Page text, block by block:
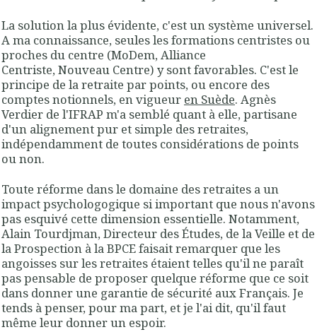
La solution la plus évidente, c'est un système universel.
A ma connaissance, seules les formations centristes ou
proches du centre (MoDem, Alliance
Centriste, Nouveau Centre) y sont favorables. C'est le
principe de la retraite par points, ou encore des
comptes notionnels, en vigueur en Suède. Agnès
Verdier de l'IFRAP m'a semblé quant à elle, partisane
d'un alignement pur et simple des retraites,
indépendamment de toutes considérations de points
ou non.
Toute réforme dans le domaine des retraites a un
impact psychologogique si important que nous n'avons
pas esquivé cette dimension essentielle. Notamment,
Alain Tourdjman, Directeur des Études, de la Veille et de
la Prospection à la BPCE faisait remarquer que les
angoisses sur les retraites étaient telles qu'il ne paraît
pas pensable de proposer quelque réforme que ce soit
dans donner une garantie de sécurité aux Français. Je
tends à penser, pour ma part, et je l'ai dit, qu'il faut
même leur donner un espoir.